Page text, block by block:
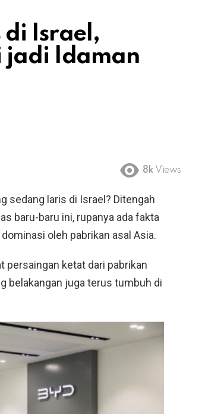
Israel,
jadi Idaman
8k Views
sedang laris di Israel? Ditengah
baru-baru ini, rupanya ada fakta
oleh pabrikan asal Asia.
persaingan ketat dari pabrikan
belakangan juga terus tumbuh di